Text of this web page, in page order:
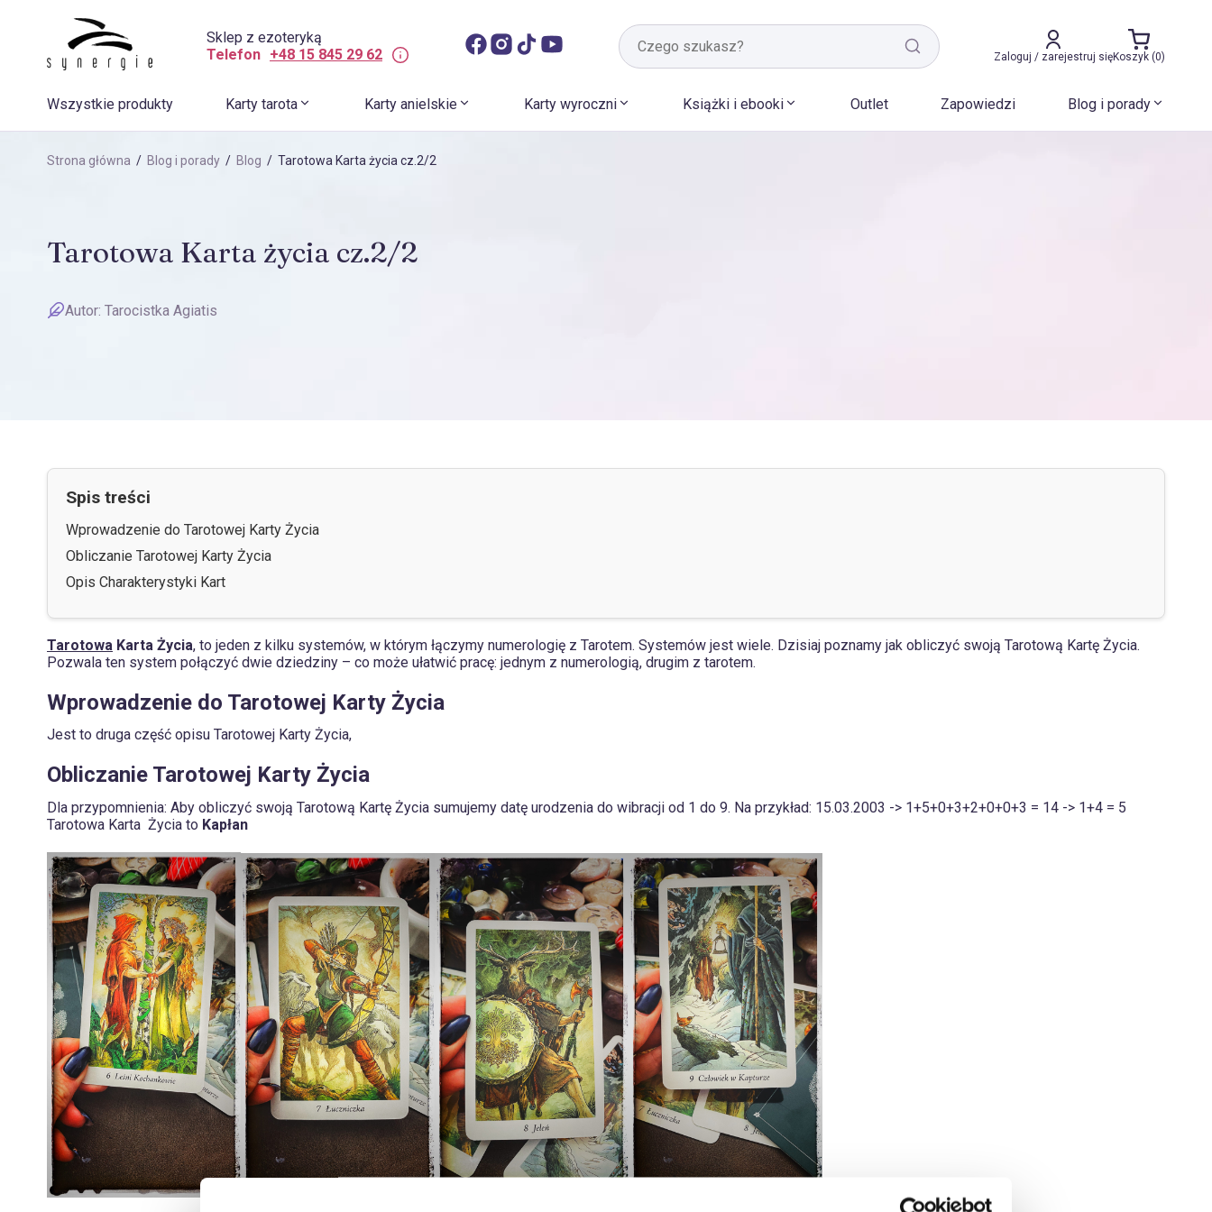
Sklep z ezoteryką
Telefon +48 15 845 29 62 Zaloguj / zarejestruj sięKoszyk (0)
Wszystkie produkty Karty tarota Karty anielskie Karty wyroczni Książki i ebooki Outlet Zapowiedzi Blog i porady
Strona główna / Blog i porady / Blog / Tarotowa Karta życia cz.2/2
Tarotowa Karta życia cz.2/2
Autor: Tarocistka Agiatis
Spis treści
Wprowadzenie do Tarotowej Karty Życia
Obliczanie Tarotowej Karty Życia
Opis Charakterystyki Kart
Tarotowa Karta Życia, to jeden z kilku systemów, w którym łączymy numerologię z Tarotem. Systemów jest wiele. Dzisiaj poznamy jak obliczyć swoją Tarotową Kartę Życia.
Pozwala ten system połączyć dwie dziedziny – co może ułatwić pracę: jednym z numerologią, drugim z tarotem.
Wprowadzenie do Tarotowej Karty Życia
Jest to druga część opisu Tarotowej Karty Życia,
Obliczanie Tarotowej Karty Życia
Dla przypomnienia: Aby obliczyć swoją Tarotową Kartę Życia sumujemy datę urodzenia do wibracji od 1 do 9. Na przykład: 15.03.2003 -> 1+5+0+3+2+0+0+3 = 14 -> 1+4 = 5
Tarotowa Karta Życia to Kapłan